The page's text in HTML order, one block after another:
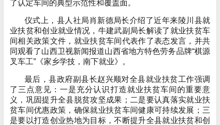
了认定车间的典型示范性和覆盖面。
仪式上，县人社局肖新德局长介绍了近年来陵川县就
业扶贫和创业就业情况，牛建武副局长解读了就业扶贫车
间相关政策文件，就业扶贫车间代表作了表态发言，并共
同观看了山西卫视新闻报道山西省地方特色劳务品牌“棋源
叉车工”《家乡学技，南下就业》。
最后，县政府副县长赵兴顺对全县就业扶贫工作强调
了三点意见：一是充分认识打造就业扶贫车间的重要意
义，巩固提升全县脱贫攻坚成果；二是要认真落实就业扶
贫车间优惠政策，确保就业扶贫车间健康可持续发展；三
是要以打造创业热地为目标，不断提升全县就业扶贫和创